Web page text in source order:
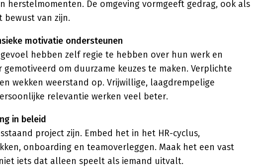
herstelmomenten. De omgeving vormgeeft gedrag, ook als
bewust van zijn.
motivatie ondersteunen
hebben zelf regie te hebben over hun werk en
gemotiveerd om duurzame keuzes te maken. Verplichte
wekken weerstand op. Vrijwillige, laagdrempelige
relevantie werken veel beter.
in beleid
project zijn. Embed het in het HR-cyclus,
onboarding en teamoverleggen. Maak het een vast
iets dat alleen speelt als iemand uitvalt.